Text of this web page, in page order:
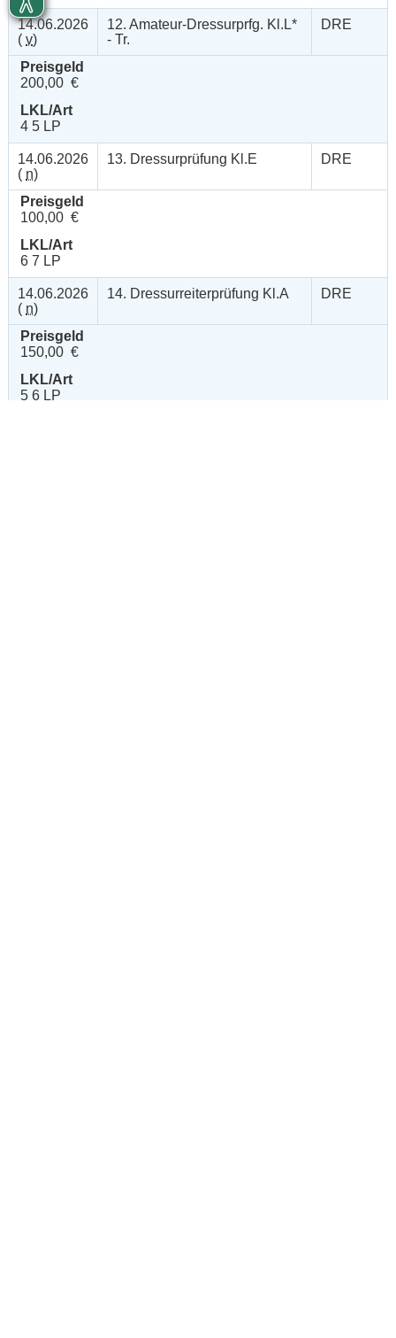
14.06.2026
( v)
12. Amateur-Dressurprfg. Kl.L*
- Tr.
DRE
Preisgeld
200,00 €
LKL/Art
4 5 LP
14.06.2026
( n)
13. Dressurprüfung Kl.E DRE
Preisgeld
100,00 €
LKL/Art
6 7 LP
14.06.2026
( n)
14. Dressurreiterprüfung Kl.A DRE
Preisgeld
150,00 €
LKL/Art
5 6 LP